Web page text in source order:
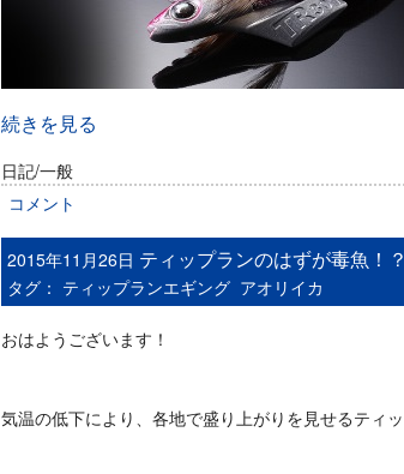
続きを見る
日記/一般
コメント
2015年11月26日 ティップランのはずが毒魚！
タグ： ティップランエギング アオリイカ
おはようございます！
気温の低下により、各地で盛り上がりを見せるティ